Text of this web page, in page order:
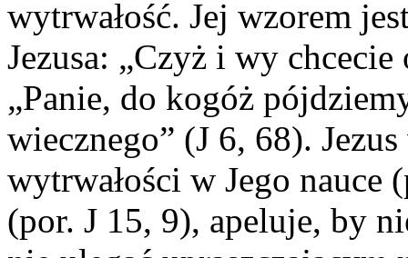
wytrwałość. Jej wzorem
Jezusa: „Czyż i wy
„Panie, do kogóż
wiecznego” (J 6, 68).
wytrwałości w Jego nauce
(por. J 15, 9), apeluje, by